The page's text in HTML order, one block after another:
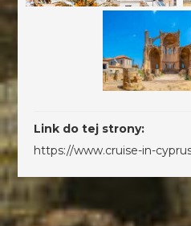
Link do tej strony:
https://www.cruise-in-